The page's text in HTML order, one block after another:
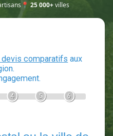
📍 25 000+villes
3 devis comparatifs